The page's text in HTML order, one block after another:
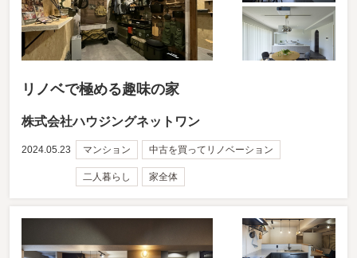
リノベで極める趣味の家
株式会社ハウジングネットワン
2024.05.23 マンション 中古を買ってリノベーション
二人暮らし 家全体